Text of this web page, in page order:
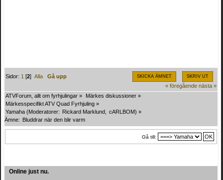
SKICKA ÄMNET SKRIV UT
Sidor: 1 [2]Alla
Gå upp
« föregående nästa »
ATVForum, allt om fyrhjulingar » Märkes diskussioner »
Märkesspecifikt ATV Quad Fyrhjuling »
Yamaha (Moderatorer: Rickard Marklund cARLBOM) »
Ämne: Bluddrar när den blir varm
Gå till:
Online just nu.